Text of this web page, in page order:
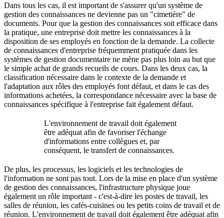
Dans tous les cas, il est important de s'assurer qu'un système de
gestion des connaissances ne devienne pas un "cimetière" de
documents. Pour que la gestion des connaissances soit efficace dans
la pratique, une entreprise doit mettre les connaissances à la
disposition de ses employés en fonction de la demande. La collecte
de connaissances d'entreprise fréquemment pratiquée dans les
systèmes de gestion documentaire ne mène pas plus loin au but que
le simple achat de grands recueils de cours. Dans les deux cas, la
classification nécessaire dans le contexte de la demande et
l'adaptation aux rôles des employés font défaut, et dans le cas des
informations achetées, la correspondance nécessaire avec la base de
connaissances spécifique à l'entreprise fait également défaut.
L'environnement de travail doit également
être adéquat afin de favoriser l'échange
d'informations entre collègues et, par
conséquent, le transfert de connaissances.
De plus, les processus, les logiciels et les technologies de
l'information ne sont pas tout. Lors de la mise en place d'un système
de gestion des connaissances, l'infrastructure physique joue
également un rôle important - c'est-à-dire les postes de travail, les
salles de réunion, les cafés-cuisines ou les petits coins de travail et de
réunion. L'environnement de travail doit également être adéquat afin